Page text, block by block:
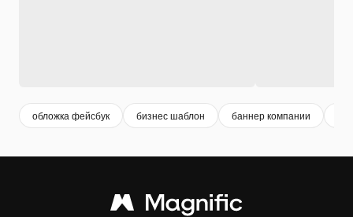
обложка фейсбук бизнес шаблон баннер компании